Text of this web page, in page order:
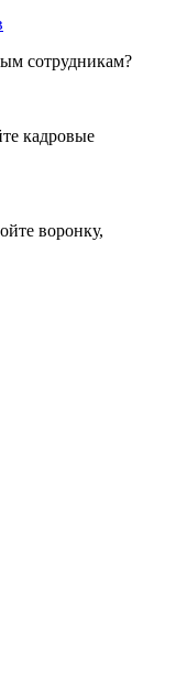
сотрудникам?
кадровые
воронку,